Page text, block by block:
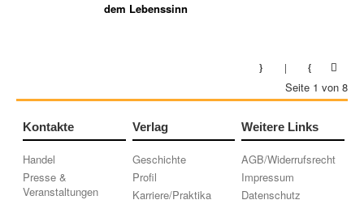
dem Lebenssinn
Seite 1 von 8
Kontakte
Handel
Presse &
Veranstaltungen
Verlag
Geschichte
Profil
Karriere/Praktika
Weitere Links
AGB/Widerrufsrecht
Impressum
Datenschutz